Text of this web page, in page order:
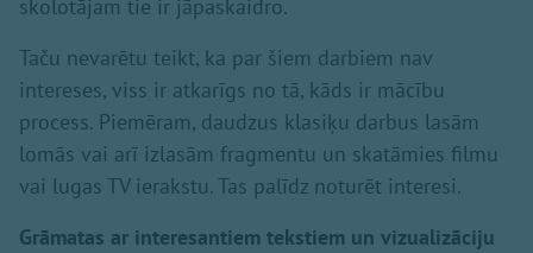
skolotājam tie ir jāpaskaidro.
Taču nevarētu teikt, ka par šiem darbiem nav
intereses, viss ir atkarīgs no tā, kāds ir mācību
process. Piemēram, daudzus klasiķu darbus lasām
lomās vai arī izlasām fragmentu un skatāmies filmu
vai lugas TV ierakstu. Tas palīdz noturēt interesi.
Grāmatas ar interesantiem tekstiem un vizualizāciju